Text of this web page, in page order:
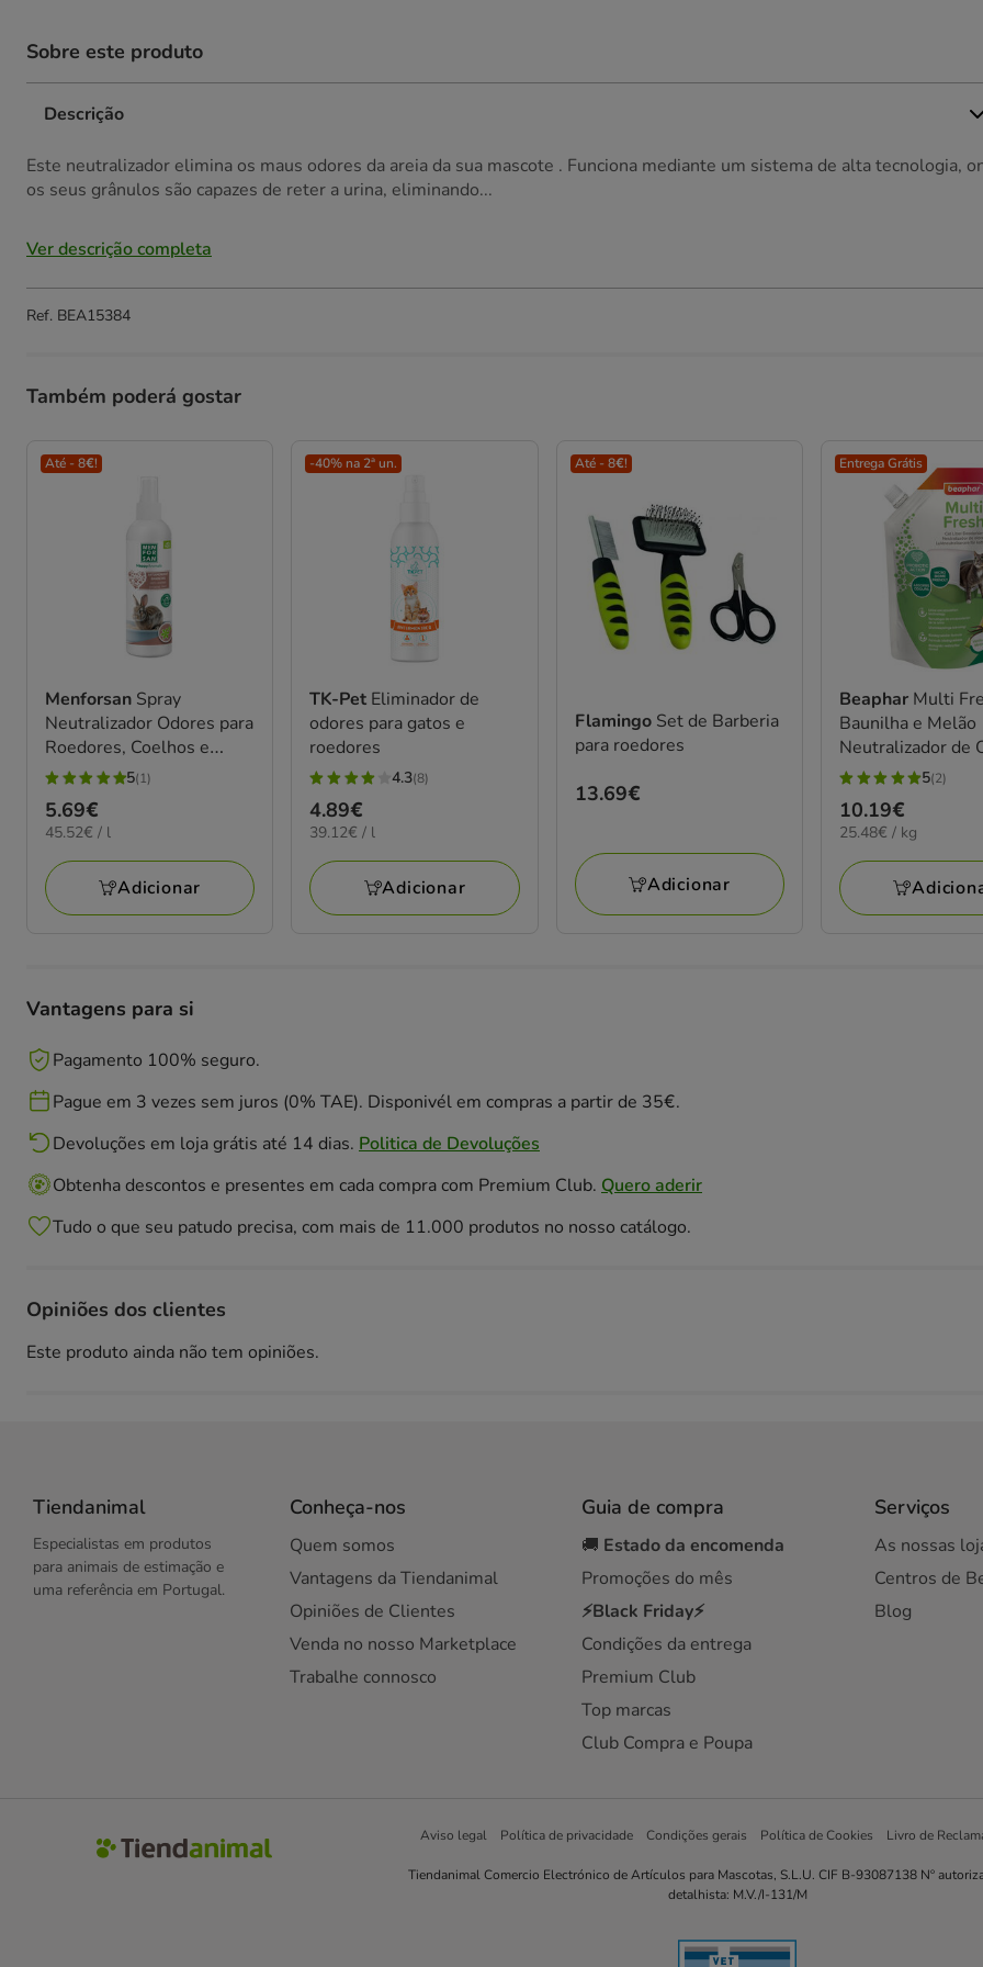
Sobre este produto
Descrição
Este neutralizador elimina os maus odores da areia da sua mascote . Funciona mediante um sistema de alta tecnologia,
os seus grânulos são capazes de reter a urina, eliminando...
Ver descrição completa
Ref. BEA15384
Também poderá gostar
Até - 8€!
Menforsan Spray
Neutralizador Odores para
Roedores, Coelhos e
Furões
5
estrelas
com
1
avaliações
5(1)
Preço
5.69€
5.69€
45.52€
L
45.52€ / l
Adicionar
-40% na 2ª un.
TK-Pet Eliminador de
odores para gatos e
roedores
4.3
estrelas
com
8
avaliações
4.3(8)
Preço
4.89€
4.89€
39.12€
L
39.12€ / l
Adicionar
Até - 8€!
Flamingo Set de Barberia
para roedores
Preço
13.69€
Adicionar
Entrega Grátis
Beaphar Multi
Baunilha e Melão
Neutralizador de
para Gatos
5
estrelas
com
2
avaliações
5(2)
Preço
10.19€
10.19€
25.48€
KG
25.48€ / kg
Vantagens para si
Pagamento 100% seguro.
Pague em 3 vezes sem juros (0% TAE). Disponivél em compras a partir de 35€.
Devoluções em loja grátis até 14 dias. Politica de Devoluções
Obtenha descontos e presentes em cada compra com Premium Club. Quero aderir
Tudo o que seu patudo precisa, com mais de 11.000 produtos no nosso catálogo.
Opiniões dos clientes
Este produto ainda não tem opiniões.
Tiendanimal
Especialistas em produtos
para animais de estimação e
uma referência em Portugal.
Conheça-nos
Quem somos
Vantagens da Tiendanimal
Opiniões de Clientes
Venda no nosso Marketplace
Trabalhe connosco
Guia de compra
🚚 Estado da encomenda
Promoções do mês
⚡Black Friday⚡
Condições da entrega
Premium Club
Top marcas
Club Compra e Poupa
Serviços
As nossas
Centros de
Blog
Aviso legal Política de privacidade Condições gerais Política de Cookies Livro de
Tiendanimal Comercio Electrónico de Artículos para Mascotas, S.L.U. CIF B-93087138 Nº
detalhista: M.V./I-131/M